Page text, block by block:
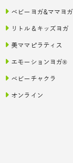
ベビーヨガ&ママヨガ
リトル＆キッズヨガ
美ママピラティス
エモーションヨガ®
ベビーチャクラ
オンライン